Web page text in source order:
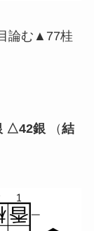
論む▲77桂
△42銀 （結